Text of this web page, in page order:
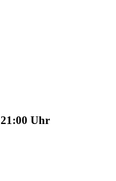
21:00